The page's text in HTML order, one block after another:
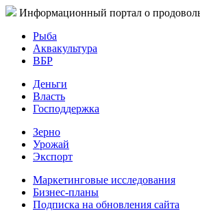
Информационный портал о
Рыба
Аквакультура
ВБР
Деньги
Власть
Господдержка
Зерно
Урожай
Экспорт
Маркетинговые исследования
Бизнес-планы
Подписка на обновления сайта